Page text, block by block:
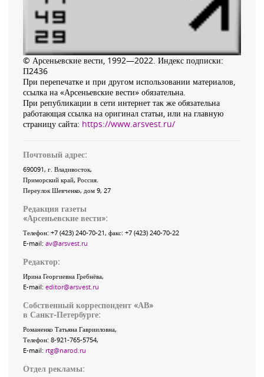
© Арсеньевские вести, 1992—2022. Индекс подписки:
П2436
При перепечатке и при другом использовании материалов,
ссылка на «Арсеньевские вести» обязательна.
При републикации в сети интернет так же обязательна
работающая ссылка на оригинал статьи, или на главную
страницу сайта: https://www.arsvest.ru/
Почтовый адрес:
690091, г. Владивосток,
Приморский край, Россия.
Переулок Шевченко, дом 9, 27
Редакция газеты
«Арсеньевские вести»:
Телефон: +7 (423) 240-70-21, факс: +7 (423) 240-70-22
E-mail: av@arsvest.ru
Редактор:
Ирина Георгиевна Гребнёва,
E-mail: editor@arsvest.ru
Собственный корреспондент «АВ»
в Санкт-Петербурге:
Романенко Татьяна Гаврииловна,
Телефон: 8-921-765-5754,
E-mail: rtg@narod.ru
Отдел рекламы: